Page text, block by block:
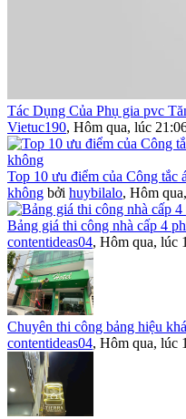
Tác Dụng Của Phụ gia pvc
Vietuc190, Hôm qua, lúc
Top 10 ưu điểm của Công tắc
không bởi huybilalo, Hôm
Bảng giá thi công nhà cấp 4
contentideas04, Hôm qua, lúc
Chuyên thi công bảng hiệu
contentideas04, Hôm qua, lúc